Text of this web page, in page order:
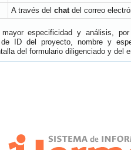
A través del chatdel correo
mayor especificidad y análisis,
ID del proyecto, nombre y
del formulario diligenciado y del